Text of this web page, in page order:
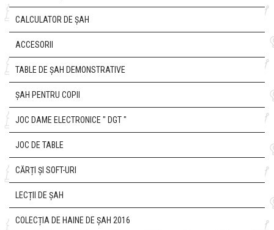
CALCULATOR DE ȘAH
ACCESORII
TABLE DE ȘAH DEMONSTRATIVE
ȘAH PENTRU COPII
JOC DAME ELECTRONICE " DGT "
JOC DE TABLE
CĂRȚI ȘI SOFT-URI
LECȚII DE ȘAH
COLECȚIA DE HAINE DE ȘAH 2016